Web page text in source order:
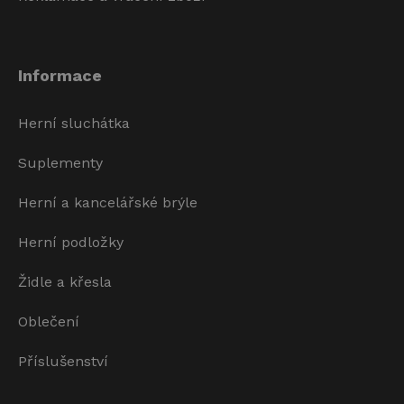
Informace
Herní sluchátka
Suplementy
Herní a kancelářské brýle
Herní podložky
Židle a křesla
Oblečení
Příslušenství